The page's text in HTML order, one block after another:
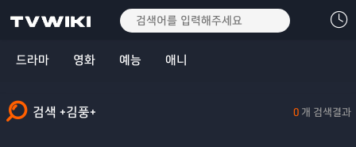
드라마 영화 예능 애니
검색 +김풍+ 0 개 검색결과